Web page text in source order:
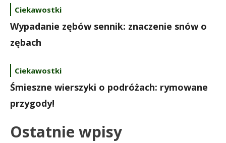
Ciekawostki
Wypadanie zębów sennik: znaczenie snów o
zębach
Ciekawostki
Śmieszne wierszyki o podróżach: rymowane
przygody!
Ostatnie wpisy